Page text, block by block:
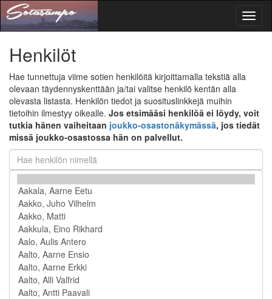
Henkilöt
Hae tunnettuja viime sotien henkilöitä kirjoittamalla tekstiä alla
olevaan täydennyskenttään ja/tai valitse henkilö kentän alla
olevasta listasta. Henkilön tiedot ja suosituslinkkejä muihin
tietoihin ilmestyy oikealle. Jos etsimääsi henkilöä ei löydy, voit
tutkia hänen vaiheitaan joukko-osastonäkymässä, jos tiedät
missä joukko-osastossa hän on palvellut.